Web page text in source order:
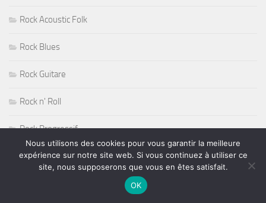
Rock Acoustic Folk
Rock Blues
Rock Guitare
Rock n' Roll
Rock Progressif
Rock Sudiste
Nous utilisons des cookies pour vous garantir la meilleure
expérience sur notre site web. Si vous continuez à utiliser ce
site, nous supposerons que vous en êtes satisfait.
OK